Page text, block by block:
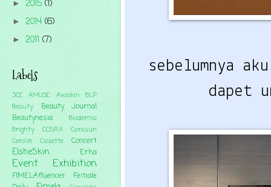
sebelumnya
dapet
► 2015 (1)
► 2014 (6)
► 2011 (7)
Labels
3CE AMUSE Avoskin BLP
Beauty
Beauty Journal
Beautynesia
Bioderma
Brighty
COSRX
Carasun
CeraVe
Clozette Concert
ElsheSkin Erha
Event Exhibition
FIMELAfluencer
Female